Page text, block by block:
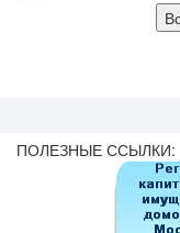
ПОЛЕЗНЫЕ ССЫЛКИ: